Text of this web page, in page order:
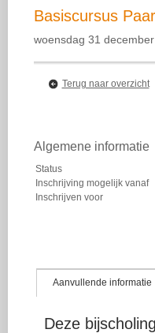
Basiscursus
woensdag 31
Terug naar overzicht
Algemene informatie
Status
Inschrijving mogelijk vanaf
Inschrijven voor
Aanvullende informatie
Deze